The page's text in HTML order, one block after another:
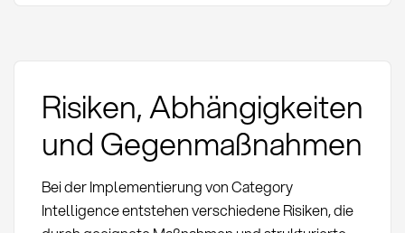
Risiken, Abhängigkeiten
und Gegenmaßnahmen
Bei der Implementierung von Category
Intelligence entstehen verschiedene Risiken, die